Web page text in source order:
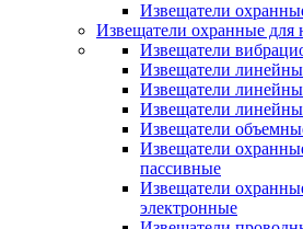
Извещатели
Извещатели охранные для
Извещатели
Извещатели
Извещатели
Извещатели
Извещатели
Извещатели
пассивные
Извещатели
электронные